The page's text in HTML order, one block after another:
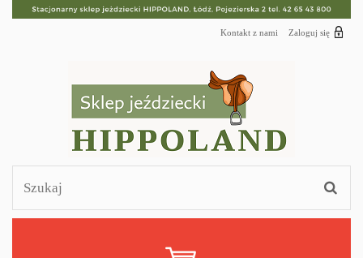
Zaloguj się
Kontakt z nami